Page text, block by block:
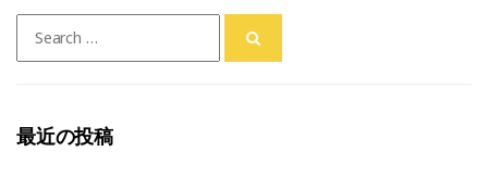
for:
最近の投稿